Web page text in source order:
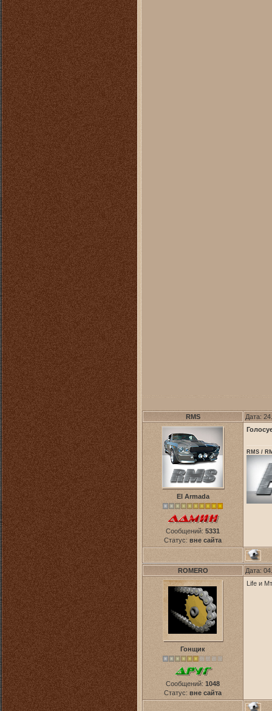
RMS Дата:
El Armada
Сообщений: 5331
Статус: вне сайта
RMS /
ROMERO Дата:
Гонщик
Сообщений: 1048
Статус: вне сайта
Life и